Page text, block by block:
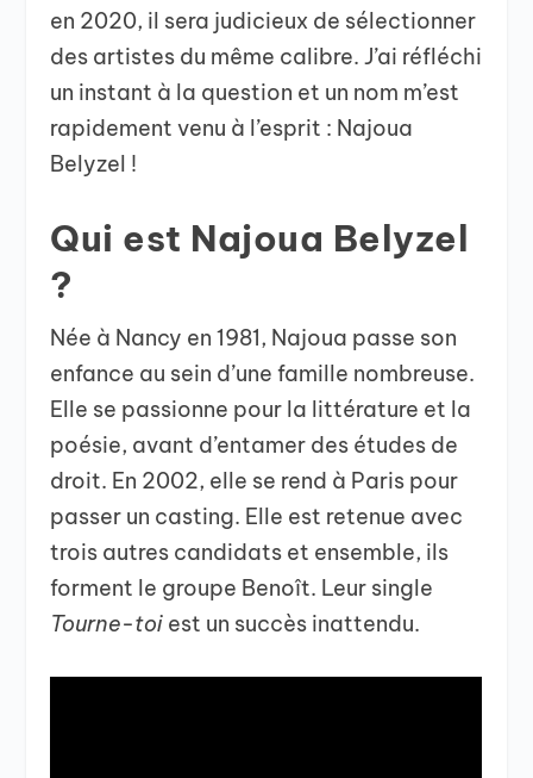
en 2020, il sera judicieux de sélectionner
des artistes du même calibre. J’ai réfléchi
un instant à la question et un nom m’est
rapidement venu à l’esprit : Najoua
Belyzel !
Qui est Najoua Belyzel
?
Née à Nancy en 1981, Najoua passe son
enfance au sein d’une famille nombreuse.
Elle se passionne pour la littérature et la
poésie, avant d’entamer des études de
droit. En 2002, elle se rend à Paris pour
passer un casting. Elle est retenue avec
trois autres candidats et ensemble, ils
forment le groupe Benoît. Leur single
Tourne-toi est un succès inattendu.